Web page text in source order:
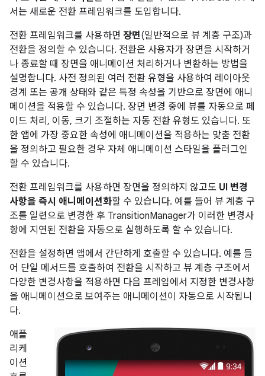
서는 새로운 전환 프레임워크를 도입합니다.
전환 프레임워크를 사용하면 장면(일반적으로 뷰 계층 구조)과
전환을 정의할 수 있습니다. 전환은 사용자가 장면을 시작하거
나 종료할 때 장면을 애니메이션 처리하거나 변환하는 방법을
설명합니다. 사전 정의된 여러 전환 유형을 사용하여 레이아웃
경계 또는 공개 상태와 같은 특정 속성을 기반으로 장면에 애니
메이션을 적용할 수 있습니다. 장면 변경 중에 뷰를 자동으로 페
이드 처리, 이동, 크기 조절하는 자동 전환 유형도 있습니다. 또
한 앱에 가장 중요한 속성에 애니메이션을 적용하는 맞춤 전환
을 정의하고 필요한 경우 자체 애니메이션 스타일을 플러그인
할 수 있습니다.
전환 프레임워크를 사용하면 장면을 정의하지 않고도 UI 변경
사항을 즉시 애니메이션화할 수 있습니다. 예를 들어 뷰 계층 구
조를 일련으로 변경한 후 TransitionManager가 이러한 변경사
항에 지연된 전환을 자동으로 실행하도록 할 수 있습니다.
전환을 설정하면 앱에서 간단하게 호출할 수 있습니다. 예를 들
어 단일 메서드를 호출하여 전환을 시작하고 뷰 계층 구조에서
다양한 변경사항을 적용하면 다음 프레임에서 지정한 변경사항
을 애니메이션으로 보여주는 애니메이션이 자동으로 시작됩니
다.
애플
리케
이션